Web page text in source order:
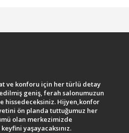
ve konforu için her türlü detay
geniş, ferah salonumuzun
hissedeceksiniz. Hijyen,konfor
ön planda tuttuğumuz her
olan merkezimizde
yaşayacaksınız.